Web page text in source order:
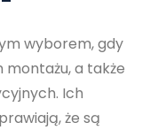
wyborem, gdy
montażu, a także
Ich
że są